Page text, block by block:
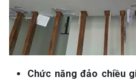
Chức năng đảo chiều